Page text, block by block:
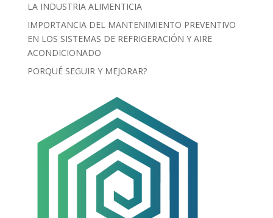
LA INDUSTRIA ALIMENTICIA
IMPORTANCIA DEL MANTENIMIENTO PREVENTIVO
EN LOS SISTEMAS DE REFRIGERACIÓN Y AIRE
ACONDICIONADO
PORQUÉ SEGUIR Y MEJORAR?